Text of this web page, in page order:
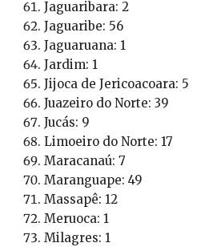
Jaguaribara: 2
Jaguaribe: 56
Jaguaruana: 1
Jardim: 1
Jijoca de Jericoacoara: 5
Juazeiro do Norte: 39
Jucás: 9
Limoeiro do Norte: 17
Maracanaú: 7
Maranguape: 49
Massapê: 12
Meruoca: 1
Milagres: 1